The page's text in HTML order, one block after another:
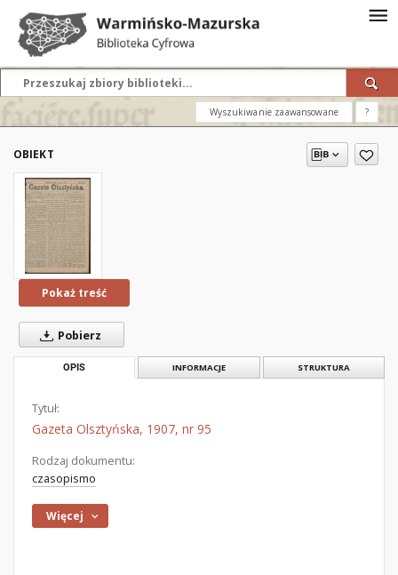
Wyszukiwanie zaawansowane ?
OBIEKT
Pokaż treść
Pobierz
OPIS INFORMACJE STRUKTURA
Tytuł:
Gazeta Olsztyńska, 1907, nr 95
Rodzaj dokumentu:
czasopismo
Więcej